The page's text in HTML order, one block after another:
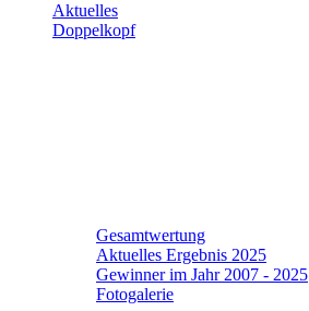
Aktuelles
Doppelkopf
Gesamtwertung
Aktuelles Ergebnis 2025
Gewinner im Jahr 2007 - 2025
Fotogalerie